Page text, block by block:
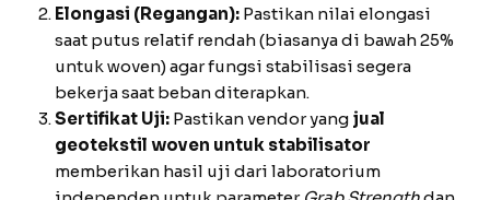
Elongasi (Regangan): Pastikan nilai elongasi
saat putus relatif rendah (biasanya di bawah 25%
untuk woven) agar fungsi stabilisasi segera
bekerja saat beban diterapkan.
Sertifikat Uji: Pastikan vendor yang jual
geotekstil woven untuk stabilisator
memberikan hasil uji dari laboratorium